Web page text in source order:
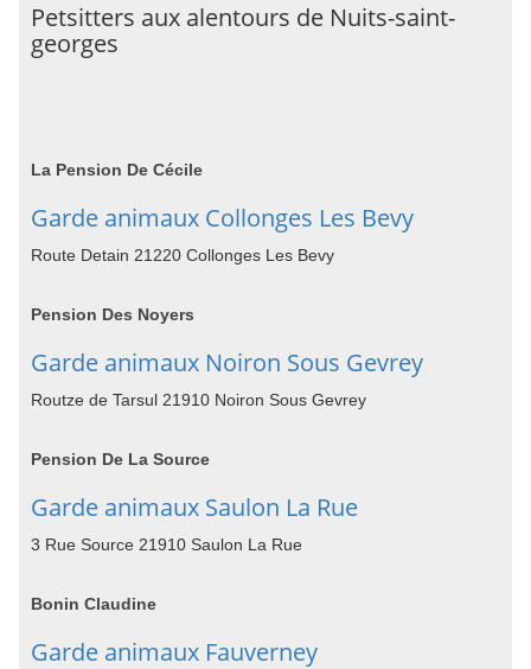
Petsitters aux alentours de Nuits-saint-
georges
La Pension De Cécile
Garde animaux Collonges Les Bevy
Route Detain 21220 Collonges Les Bevy
Pension Des Noyers
Garde animaux Noiron Sous Gevrey
Routze de Tarsul 21910 Noiron Sous Gevrey
Pension De La Source
Garde animaux Saulon La Rue
3 Rue Source 21910 Saulon La Rue
Bonin Claudine
Garde animaux Fauverney